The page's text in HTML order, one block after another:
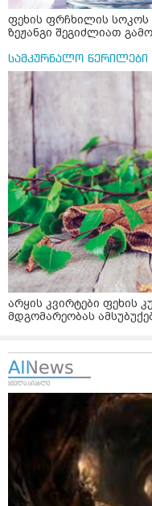
ფეხის ფრჩხილის
ზეჟანგი შეგიძლიათ
სამკურნალო წერილები
არყის კვირტები ფეხის
მდგომარეობას